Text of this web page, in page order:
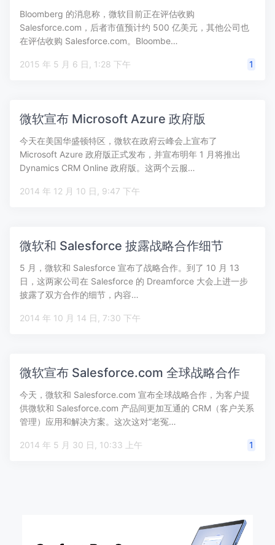
Bloomberg 的消息称，微软目前正在评估收购
Salesforce.com，后者市值预计约 500 亿美元，其他公司也
在评估收购 Salesforce.com。Bloombe…
2015 年 5 月 6 日, 1:28 下午 1
微软宣布 Microsoft Azure 政府版
今天在美国华盛顿特区，微软在政府云峰会上宣布了
Microsoft Azure 政府版正式发布，并宣布明年 1 月将推出
Dynamics CRM Online 政府版。这两个云服…
2014 年 12 月 10 日, 9:47 下午
微软和 Salesforce 披露战略合作细节
5 月，微软和 Salesforce 宣布了战略合作。到了 10 月 13
日，这两家公司在 Salesforce 的 Dreamforce 大会上进一步
披露了双方合作的细节，内容…
2014 年 10 月 14 日, 7:30 下午
微软宣布 Salesforce.com 全球战略合作
今天，微软和 Salesforce.com 宣布全球战略合作，为客户提
供微软和 Salesforce.com 产品间更加互通的 CRM（客户关系
管理）应用和解决方案。这次这对“老冤…
2014 年 5 月 30 日, 10:33 上午 1